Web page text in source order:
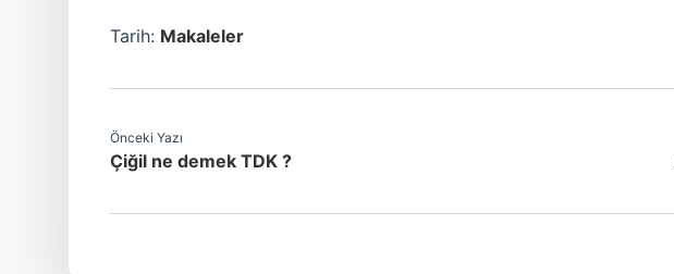
Tarih: Makaleler
Önceki Yazı
Çiğil ne demek TDK ?